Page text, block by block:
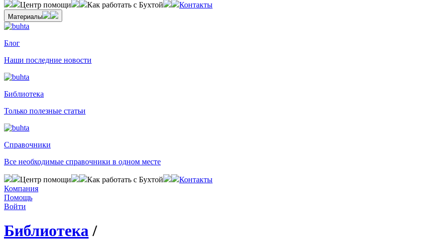
Центр помощи Как работать с Бухтой Контакты
Материалы
Блог
Наши последние новости
Библиотека
Только полезные статьи
Справочники
Все необходимые справочники в одном месте
Центр помощи Как работать с Бухтой
Контакты
Компания
Помощь
Войти
Библиотека/